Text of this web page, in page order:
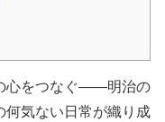
心をつなぐ——明治の
何気ない日常が織り成